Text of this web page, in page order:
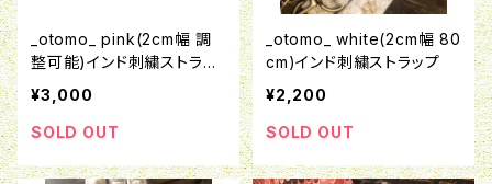
_otomo_ pink(2cm幅 調
整可能)インド刺繍ストラッ
プ
¥3,000
SOLD OUT
_otomo_ white(2cm幅 80
cm)インド刺繍ストラップ
¥2,200
SOLD OUT